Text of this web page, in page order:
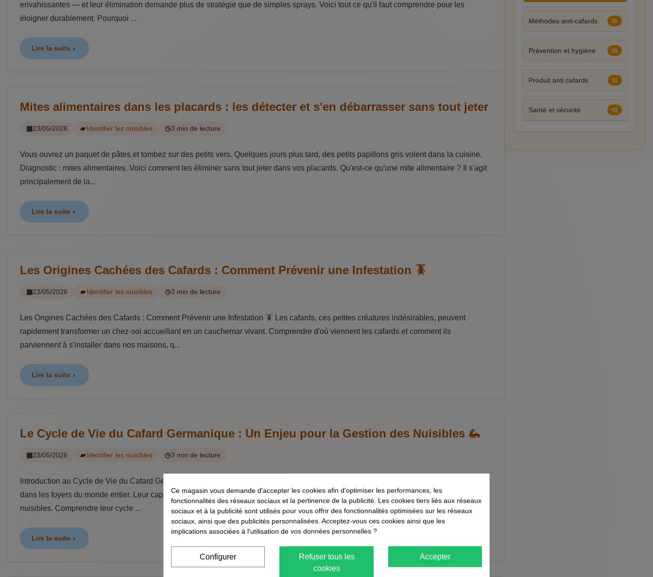
envahissantes — et leur élimination demande plus de stratégie que de simples sprays. Voici tout ce qu'il faut comprendre pour les
éloigner durablement. Pourquoi ...
Lire la suite
Mites alimentaires dans les placards : les détecter et s'en débarrasser sans tout jeter
23/05/2026 Identifier les nuisibles 3 min de lecture
Vous ouvrez un paquet de pâtes et tombez sur des petits vers. Quelques jours plus tard, des petits papillons gris volent dans la cuisine.
Diagnostic : mites alimentaires. Voici comment les éliminer sans tout jeter dans vos placards. Qu'est-ce qu'une mite alimentaire ? Il s'agit
principalement de la...
Lire la suite
Les Origines Cachées des Cafards : Comment Prévenir une Infestation 🪳
23/05/2026 Identifier les nuisibles 3 min de lecture
Les Origines Cachées des Cafards : Comment Prévenir une Infestation 🪳 Les cafards, ces petites créatures indésirables, peuvent
rapidement transformer un chez-soi accueillant en un cauchemar vivant. Comprendre d'où viennent les cafards et comment ils
parviennent à s'installer dans nos maisons, q...
Lire la suite
Le Cycle de Vie du Cafard Germanique : Un Enjeu pour la Gestion des Nuisibles 🦗
23/05/2026 Identifier les nuisibles 3 min de lecture
Introduction au Cycle de Vie du Cafard Germanique Les cafards germaniques sont l'une des espèces de nuisibles les plus répandues
dans les foyers du monde entier. Leur capacité de reproduction rapide et leur adaptabilité en font un véritable défi pour le contrôle des
nuisibles. Comprendre leur cycle ...
Lire la suite
Méthodes anti-cafards 35
Prévention et hygiène 25
Produit anti cafards 11
Santé et sécurité 43
Ce magasin vous demande d'accepter les cookies afin d'optimiser les performances, les
fonctionnalités des réseaux sociaux et la pertinence de la publicité. Les cookies tiers liés aux réseaux
sociaux et à la publicité sont utilisés pour vous offrir des fonctionnalités optimisées sur les réseaux
sociaux, ainsi que des publicités personnalisées. Acceptez-vous ces cookies ainsi que les
implications associées à l'utilisation de vos données personnelles ?
Accepter
Refuser tous les
cookies
Configurer